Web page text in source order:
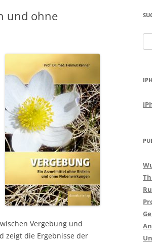
und ohne
Vergebung und
zeigt die Ergebnisse der